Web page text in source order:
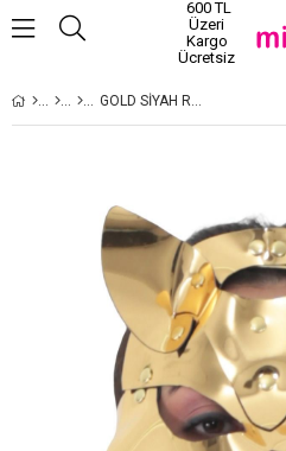
600 TL
Üzeri
Kargo
Ücretsiz
GOLD SIYAH RENK KADIN KOSTUM